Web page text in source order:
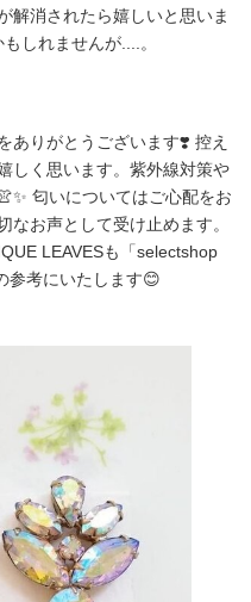
解消されたら嬉しいと思いま
しれませんが....。
ありがとうございます❣️ 控え
しく思います。紫外線対策や
匂いについてはご心配をお
お声として受け止めます。
LEAVESも「selectshop
参考にいたします😊